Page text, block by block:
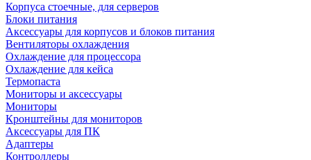
Корпуса стоечные, для серверов
Блоки питания
Аксессуары для корпусов и блоков питания
Вентиляторы охлаждения
Охлаждение для процессора
Охлаждение для кейса
Термопаста
Мониторы и аксессуары
Мониторы
Кронштейны для мониторов
Аксессуары для ПК
Адаптеры
Контроллеры